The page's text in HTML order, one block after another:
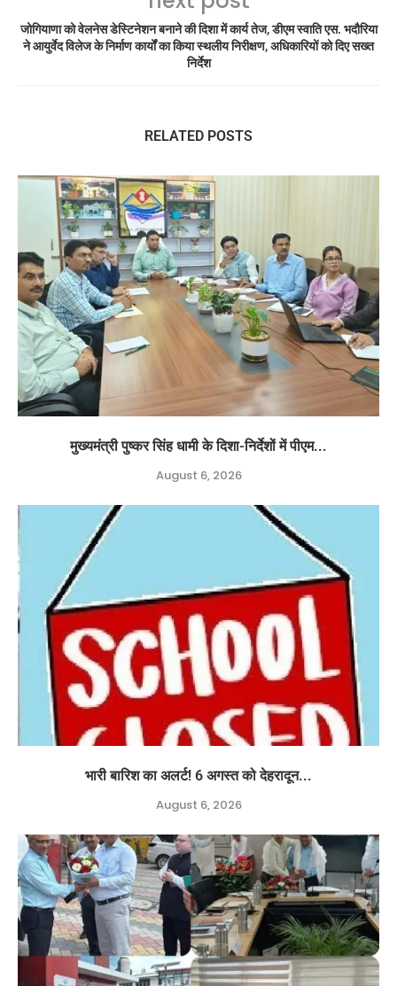
जोगियाणा को वेलनेस डेस्टिनेशन बनाने की दिशा में कार्य तेज, डीएम स्वाति एस. भदौरिया
ने आयुर्वेद विलेज के निर्माण कार्यों का किया स्थलीय निरीक्षण, अधिकारियों को दिए सख्त
निर्देश
RELATED POSTS
मुख्यमंत्री पुष्कर सिंह धामी के दिशा-निर्देशों में पीएम...
August 6, 2026
भारी बारिश का अलर्ट! 6 अगस्त को देहरादून...
August 6, 2026